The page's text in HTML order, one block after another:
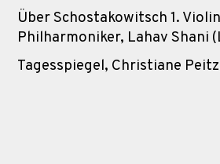
Über Schostakowitsch 1.
Philharmoniker, Lahav Shani
Tagesspiegel, Christiane